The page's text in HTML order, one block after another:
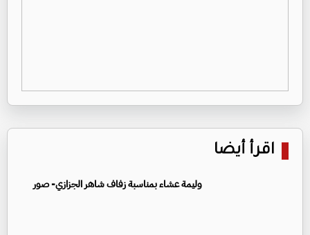
اقرأ أيضا
وليمة عشاء بمناسبة زفاف شاهر الجزازي- صور